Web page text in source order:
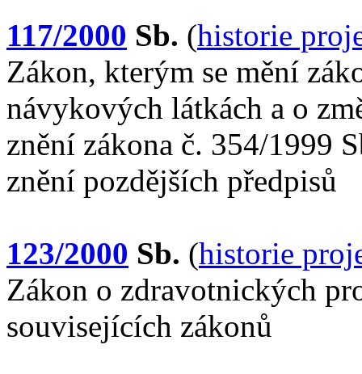
117/2000 Sb. (historie
Zákon, kterým se mění
návykových látkách a o
znění zákona č. 354/1999
znění pozdějších předpisů
123/2000 Sb. (historie
Zákon o zdravotnických
souvisejících zákonů